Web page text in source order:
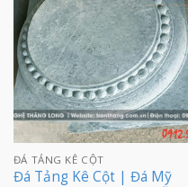
ĐÁ TẢNG KÊ CỘT
Đá Tảng Kê Cột | Đá Mỹ